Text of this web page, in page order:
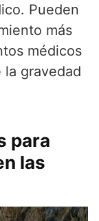
Pueden
más
médicos
gravedad
para
las